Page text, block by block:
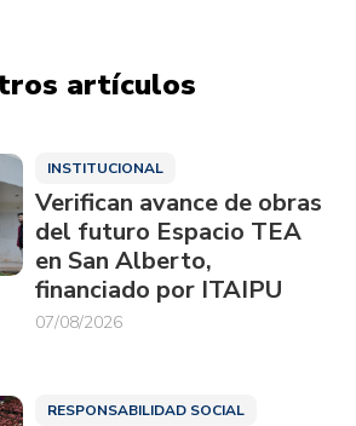
artículos
INSTITUCIONAL
Verifican avance de obras
del futuro Espacio TEA
en San Alberto,
financiado por ITAIPU
07/08/2026
RESPONSABILIDAD SOCIAL